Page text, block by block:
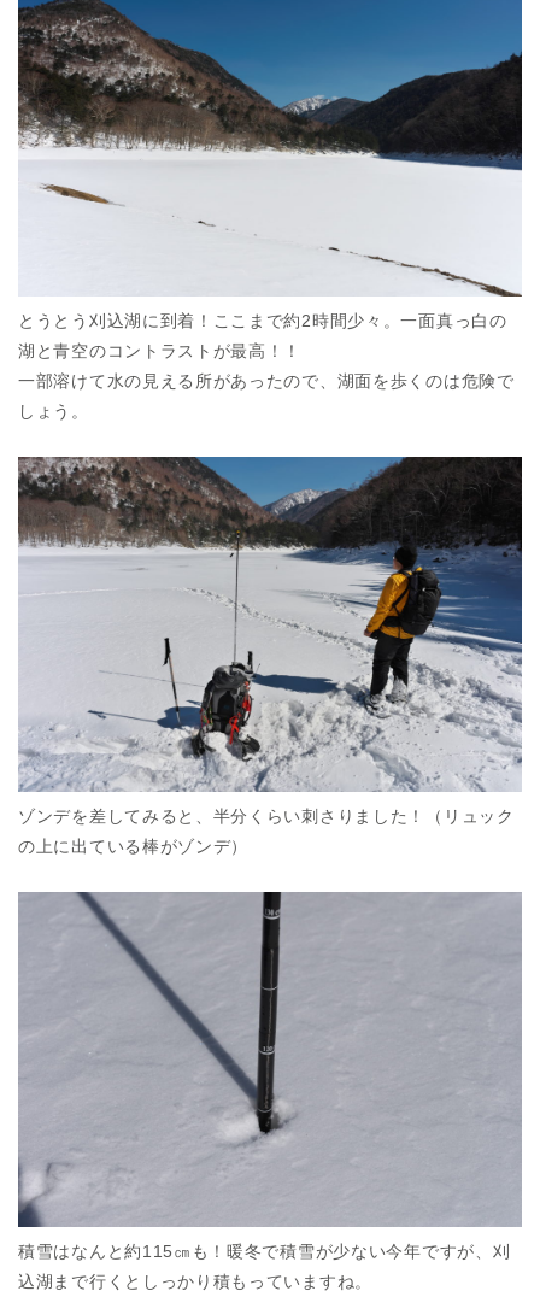
とうとう刈込湖に到着！ここまで約2時間少々。一面真っ白の
湖と青空のコントラストが最高！！
一部溶けて水の見える所があったので、湖面を歩くのは危険で
しょう。
ゾンデを差してみると、半分くらい刺さりました！（リュック
の上に出ている棒がゾンデ）
積雪はなんと約115㎝も！暖冬で積雪が少ない今年ですが、刈
込湖まで行くとしっかり積もっていますね。